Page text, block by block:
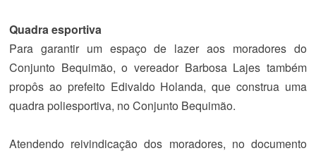
Quadra esportiva
Para garantir um espaço de lazer aos moradores do
Conjunto Bequimão, o vereador Barbosa Lajes também
propôs ao prefeito Edivaldo Holanda, que construa uma
quadra poliesportiva, no Conjunto Bequimão.
Atendendo reivindicação dos moradores, no documento